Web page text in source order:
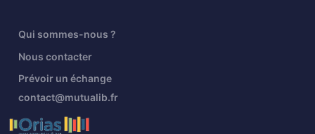
Qui sommes-nous ?
Nous contacter
Prévoir un échange
contact@mutualib.fr